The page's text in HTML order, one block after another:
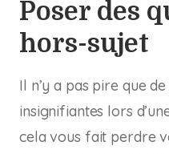
Poser des
hors-sujet
Il n’y a pas pire que
insignifiantes lors
cela vous fait perdre